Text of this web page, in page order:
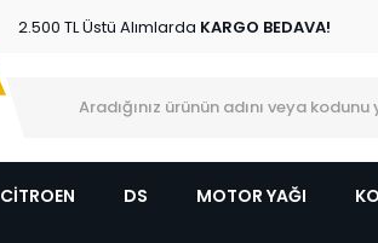
2.500 TL Üstü Alımlarda KARGO BEDAVA!
CİTROEN DS MOTOR YAĞI